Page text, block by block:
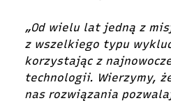
„Od wielu lat jedną z
z wszelkiego typu
korzystając z
technologii. Wierzymy,
nas rozwiązania